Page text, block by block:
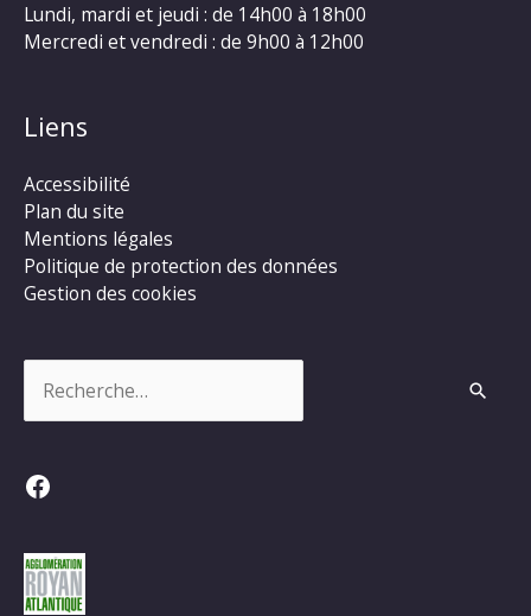
Lundi, mardi et jeudi : de 14h00 à 18h00
Mercredi et vendredi : de 9h00 à 12h00
Liens
Accessibilité
Plan du site
Mentions légales
Politique de protection des données
Gestion des cookies
Facebook